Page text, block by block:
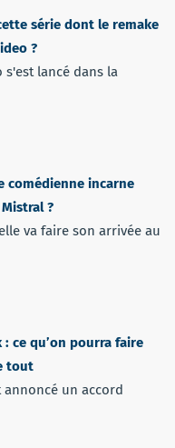
série dont le remake
?
s'est lancé dans la
comédienne incarne
?
va faire son arrivée au
ce qu’on pourra faire
tout
annoncé un accord